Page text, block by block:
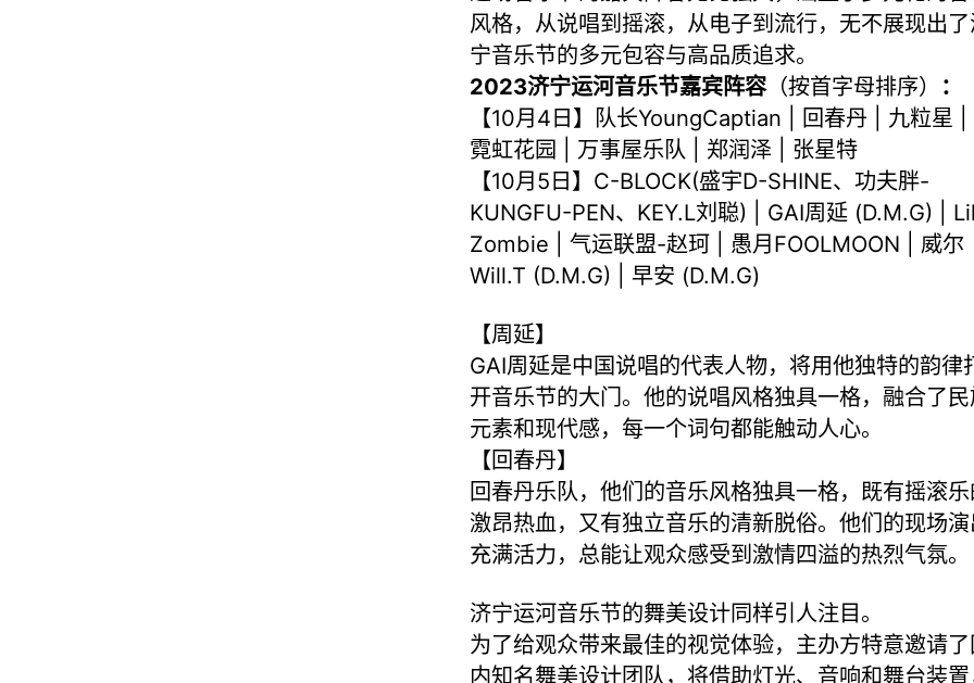
风格，从说唱到摇滚，从电子到流行，无不展现出
宁音乐节的多元包容与高品质追求。
2023济宁运河音乐节嘉宾阵容（按首字母排序）
：
【10月4日】队长YoungCaptian | 回春丹 | 九粒星 |
霓虹花园 | 万事屋乐队 | 郑润泽 | 张星特
【10月5日】C-BLOCK(盛宇D-SHINE、功夫胖-
KUNGFU-PEN、KEY.L刘聪) | GAI周延 (D.M.G) |
Zombie | 气运联盟-赵珂 | 愚月FOOLMOON | 威尔
Will.T (D.M.G) | 早安 (D.M.G)
【周延】
GAI周延是中国说唱的代表人物，将用他独特的韵律
开音乐节的大门。他的说唱风格独具一格，融合了
元素和现代感，每一个词句都能触动人心。
【回春丹】
回春丹乐队，他们的音乐风格独具一格，既有摇滚
激昂热血，又有独立音乐的清新脱俗。他们的现场
充满活力，总能让观众感受到激情四溢的热烈气氛。
济宁运河音乐节的舞美设计同样引人注目。
为了给观众带来最佳的视觉体验，主办方特意邀请
内知名舞美设计团队，将借助灯光、音响和舞台装